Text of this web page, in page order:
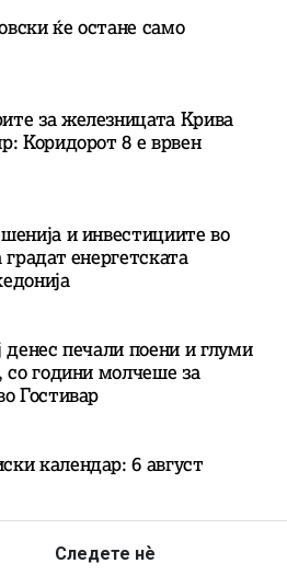
ќе остане само
за железницата Крива
Коридорот 8 е врвен
и инвестициите во
енергетската
печали поени и глуми
со години молчеше за
Гостивар
календар: 6 август
Следете нѐ